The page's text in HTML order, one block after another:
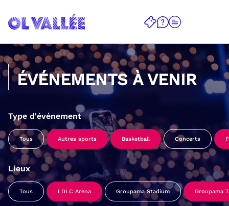
ÉVÉNEMENTS À VENIR
Type d'événement
Tous Autres sports Basketball Concerts
Lieux
Tous LDLC Arena Groupama Stadium Groupama